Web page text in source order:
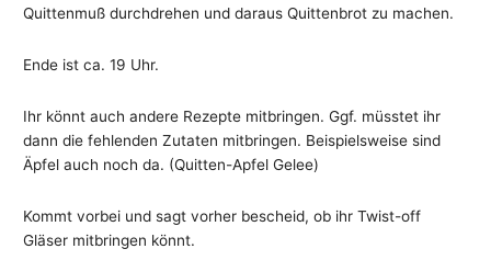
Quittenmuß durchdrehen und daraus Quittenbrot zu machen.
Ende ist ca. 19 Uhr.
Ihr könnt auch andere Rezepte mitbringen. Ggf. müsstet ihr
dann die fehlenden Zutaten mitbringen. Beispielsweise sind
Äpfel auch noch da. (Quitten-Apfel Gelee)
Kommt vorbei und sagt vorher bescheid, ob ihr Twist-off
Gläser mitbringen könnt.